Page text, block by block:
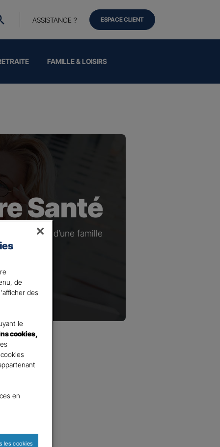
FAMILLE & LOISIRS
ASSISTANCE ? ESPACE CLIENT
Santé
ou à la tête d’une famille
de
des
le
cookies,
en
les cookies